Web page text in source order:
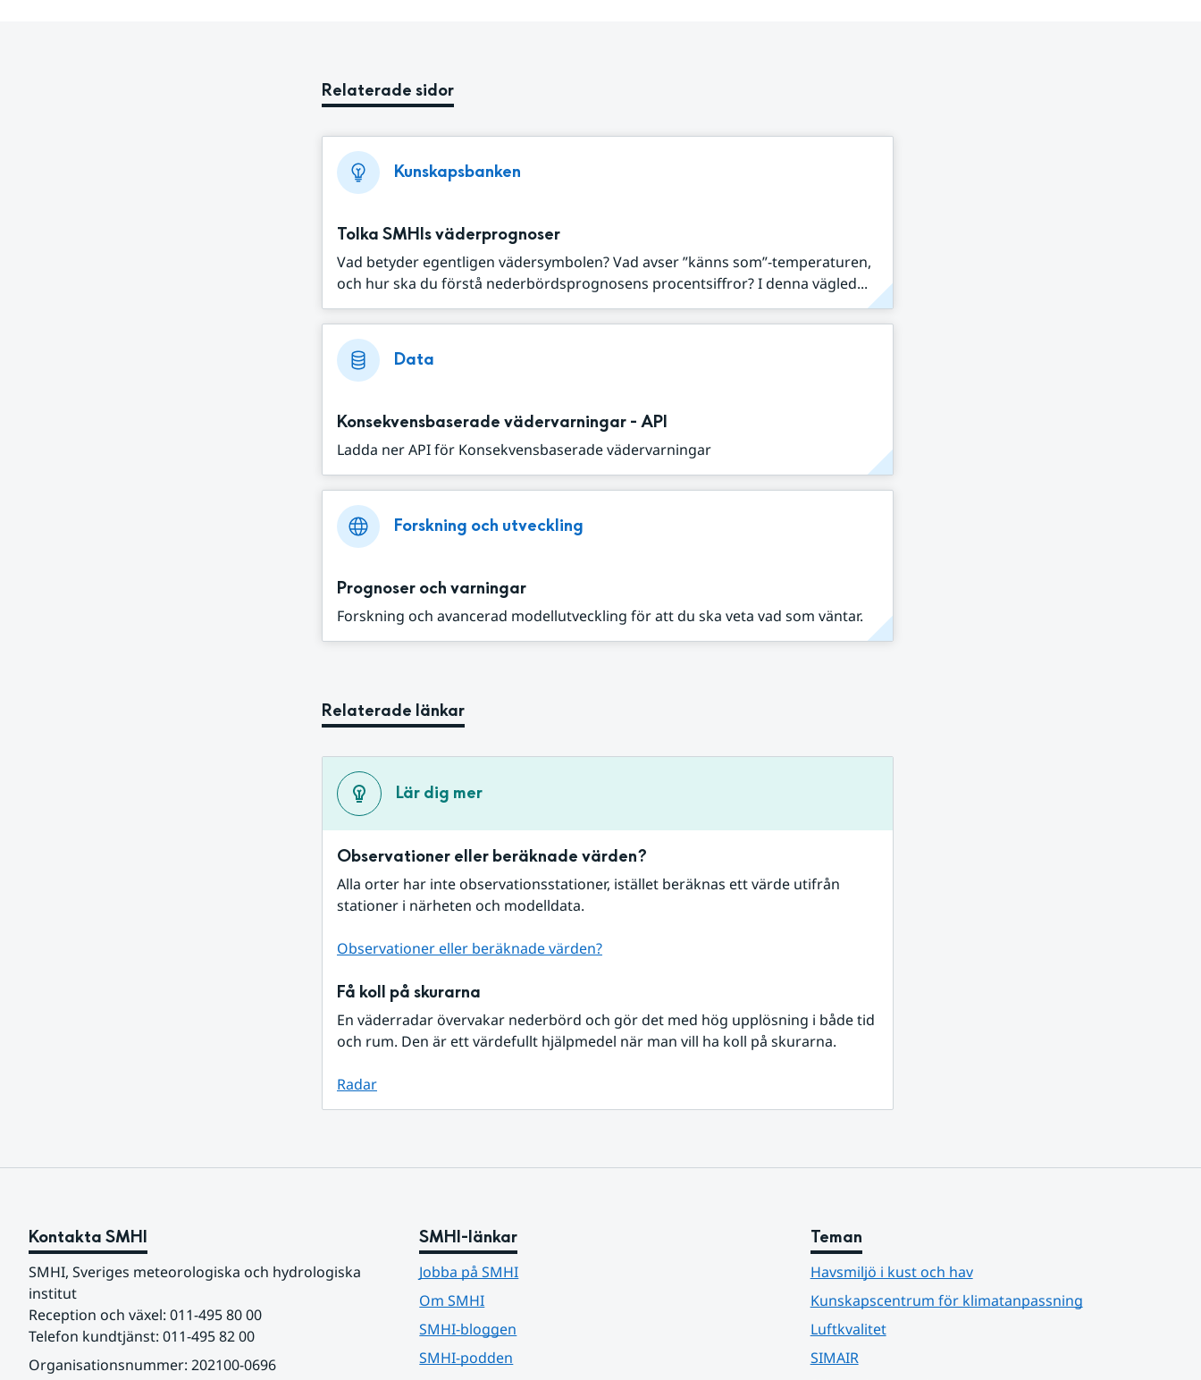
Relaterade sidor
Kunskapsbanken
Tolka SMHIs väderprognoser
Vad betyder egentligen vädersymbolen? Vad avser ”känns som”-temperaturen,
och hur ska du förstå nederbördsprognosens procentsiffror? I denna vägled...
Data
Konsekvensbaserade vädervarningar - API
Ladda ner API för Konsekvensbaserade vädervarningar
Forskning och utveckling
Prognoser och varningar
Forskning och avancerad modellutveckling för att du ska veta vad som väntar.
Relaterade länkar
Lär dig mer
Observationer eller beräknade värden?
Alla orter har inte observationsstationer, istället beräknas ett värde utifrån
stationer i närheten och modelldata.
Observationer eller beräknade värden?
Få koll på skurarna
En väderradar övervakar nederbörd och gör det med hög upplösning i både tid
och rum. Den är ett värdefullt hjälpmedel när man vill ha koll på skurarna.
Radar
Kontakta SMHI
SMHI, Sveriges meteorologiska och hydrologiska
institut
Reception och växel: 011-495 80 00
Telefon kundtjänst: 011-495 82 00
Organisationsnummer: 202100-0696
SMHI-länkar
Jobba på SMHI
Om SMHI
SMHI-bloggen
SMHI-podden
Teman
Havsmiljö i kust och hav
Kunskapscentrum för klimatanpassning
Luftkvalitet
SIMAIR